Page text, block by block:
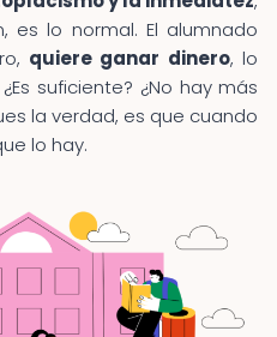
es lo normal. El alumnado
quiere ganar dinero, lo
suficiente? ¿No hay más
la verdad, es que cuando
lo hay.